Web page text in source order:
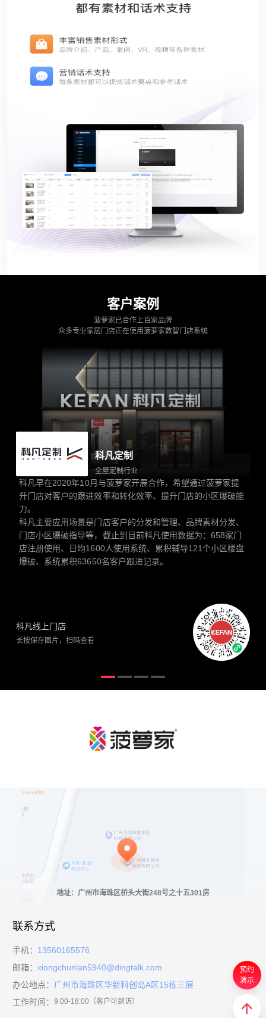
客户案例
菠萝家已合作上百家品牌
众多专业家居门店正在使用菠萝家数智门店系统
科凡定制
全屋定制行业
科凡早在2020年10月与菠萝家开展合作，希望通过菠萝家提
升门店对客户的跟进效率和转化效率、提升门店的小区爆破能
力。
科凡主要应用场景是门店客户的分发和管理、品牌素材分发、
门店小区爆破指导等，截止到目前科凡使用数据为：658家门
店注册使用、日均1600人使用系统、累积辅导121个小区楼盘
爆破、系统累积63650名客户跟进记录。
科凡线上门店
长按保存图片，扫码查看
地址：广州市海珠区桥头大街248号之十五301房
预约
演示
联系方式
手机： 13560165576
邮箱： xiongchunlan5940@dingtalk.com
办公地点： 广州市海珠区华新科创岛A区15栋三层
工作时间： 9:00-18:00（客户可到访）